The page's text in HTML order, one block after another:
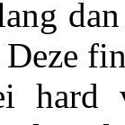
hard